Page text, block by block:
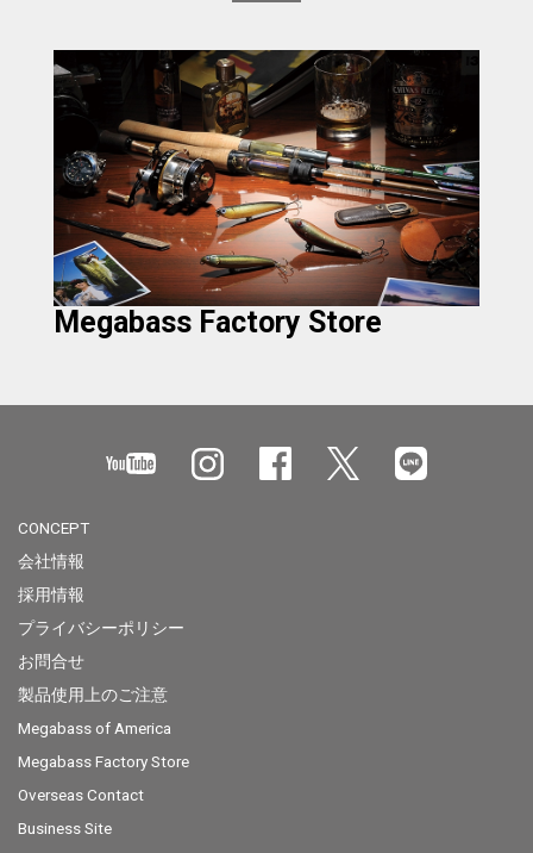
Megabass Factory Store
CONCEPT
会社情報
採用情報
プライバシーポリシー
お問合せ
製品使用上のご注意
Megabass of America
Megabass Factory Store
Overseas Contact
Business Site